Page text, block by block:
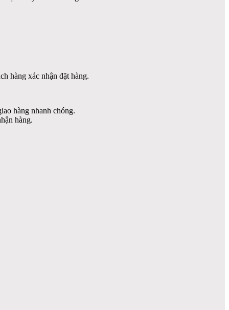
hàng xác nhận đặt hàng.
hàng nhanh chóng.
hàng.